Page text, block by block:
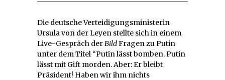
Die deutsche Verteidigungsministerin
Ursula von der Leyen stellte sich in einem
Live-Gespräch derBildFragen zu Putin
unter dem Titel “Putin lässt bomben. Putin
lässt mit Gift morden. Aber: Er bleibt
Präsident! Haben wir ihm nichts